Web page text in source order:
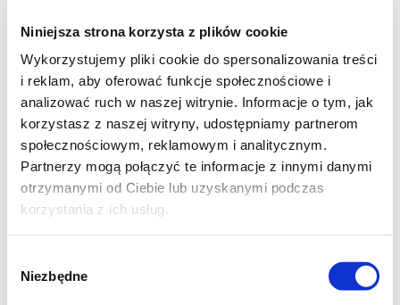
Niniejsza strona korzysta z plików cookie
Wykorzystujemy pliki cookie do spersonalizowania treści
i reklam, aby oferować funkcje społecznościowe i
analizować ruch w naszej witrynie. Informacje o tym, jak
korzystasz z naszej witryny, udostępniamy partnerom
społecznościowym, reklamowym i analitycznym.
Partnerzy mogą połączyć te informacje z innymi danymi
otrzymanymi od Ciebie lub uzyskanymi podczas
korzystania z ich usług.
zgody
Niezbędne
Danie: Przekąska
Kuchnia: Francuska
Trudność: Łatwe
Ilość: 8 sztuk
Przygotowanie: 10 min.
Pieczenie: 20 min.
Kalorie: 180 kcal
Szybkie imprezowe przekąski z gotowego